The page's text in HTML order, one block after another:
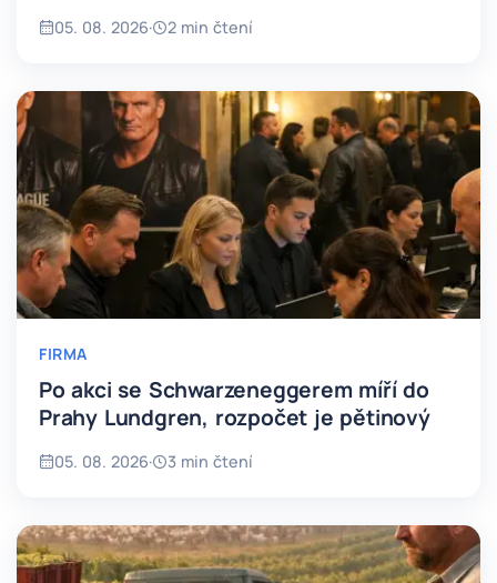
05. 08. 2026· 2 min čtení
FIRMA
Po akci se Schwarzeneggerem míří do
Prahy Lundgren, rozpočet je pětinový
05. 08. 2026· 3 min čtení